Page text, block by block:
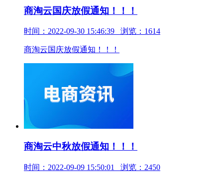
商淘云国庆放假通知！！！
时间：2022-09-30 15:46:39 浏览：1614
商淘云国庆放假通知！！！
商淘云中秋放假通知！！！
时间：2022-09-09 15:50:01 浏览：2450